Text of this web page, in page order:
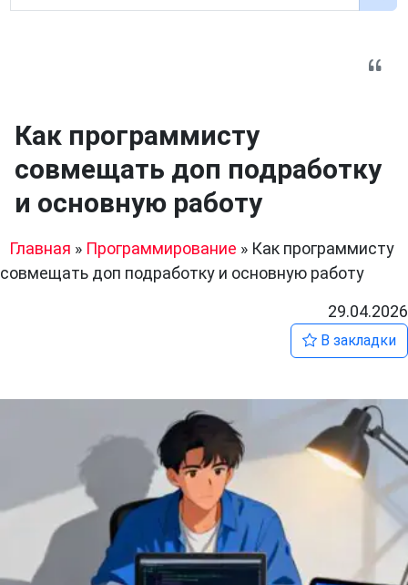
Как программисту
совмещать доп подработку
и основную работу
Главная » Программирование » Как программисту
совмещать доп подработку и основную работу
29.04.2026
В закладки